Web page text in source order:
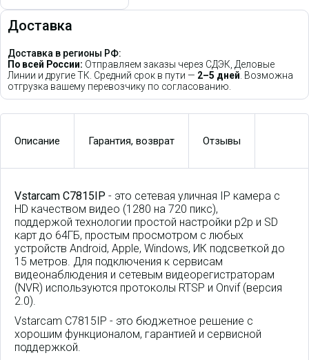
Доставка
Доставка в регионы РФ:
По всей России: Отправляем заказы через СДЭК, Деловые
Линии и другие ТК. Средний срок в пути — 2–5 дней. Возможна
отгрузка вашему перевозчику по согласованию.
Описание Гарантия, возврат Отзывы
Vstarcam C7815IP - это сетевая уличная IP камера с
HD качеством видео (1280 на 720 пикс),
поддержой технологии простой настройки p2p и SD
карт до 64ГБ, простым просмотром с любых
устройств Android, Apple, Windows, ИК подсветкой до
15 метров. Для подключения к сервисам
видеонаблюдения и сетевым видеорегистраторам
(NVR) используются протоколы RTSP и Onvif (версия
2.0).
Vstarcam C7815IP - это бюджетное решение с
хорошим функционалом, гарантией и сервисной
поддержкой.